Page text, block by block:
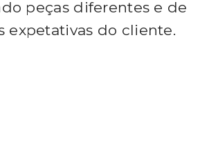
peças diferentes e de
expetativas do cliente.